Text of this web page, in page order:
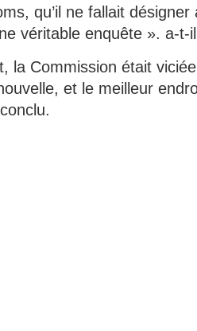
qu’il ne fallait
véritable enquête ». a-t-
la Commission était
et le meilleur